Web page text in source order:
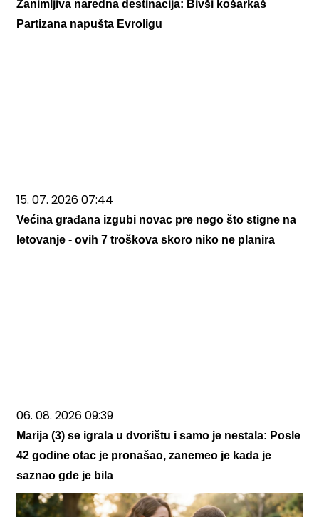
Zanimljiva naredna destinacija: Bivši košarkaš
Partizana napušta Evroligu
15. 07. 2026 07:44
Većina građana izgubi novac pre nego što stigne na
letovanje - ovih 7 troškova skoro niko ne planira
06. 08. 2026 09:39
Marija (3) se igrala u dvorištu i samo je nestala: Posle
42 godine otac je pronašao, zanemeo je kada je
saznao gde je bila